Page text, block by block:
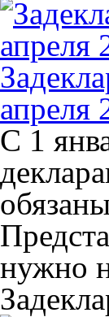
апреля
С 1
нужно